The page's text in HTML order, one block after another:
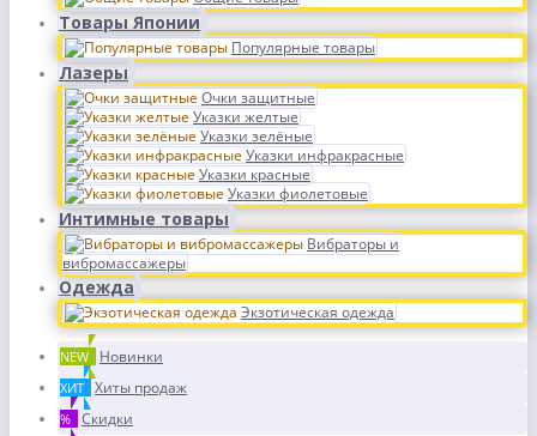
Товары Японии
Популярные товары
Лазеры
Очки защитные
Указки желтые
Указки зелёные
Указки инфракрасные
Указки красные
Указки фиолетовые
Интимные товары
Вибраторы и
вибромассажеры
Одежда
Экзотическая одежда
NEW Новинки
ХИТ Хиты продаж
% Скидки